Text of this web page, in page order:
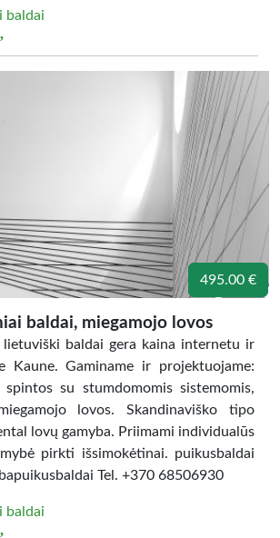
baldai
495.00 €
baldai, miegamojo lovos
lietuviški baldai gera kaina internetu ir
Kaune. Gaminame ir projektuojame:
su stumdomomis sistemomis,
lovos. Skandinaviško tipo
lovų gamyba. Priimami individualūs
pirkti išsimokėtinai. puikusbaldai
Tel. +370 68506930
baldai